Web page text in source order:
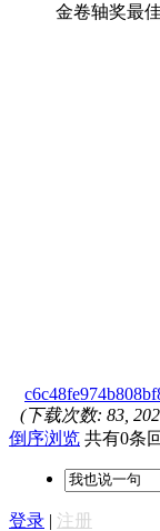
金卷轴奖最佳
(下载次数: 83,
倒序浏览 共有0条
登录 | 注册